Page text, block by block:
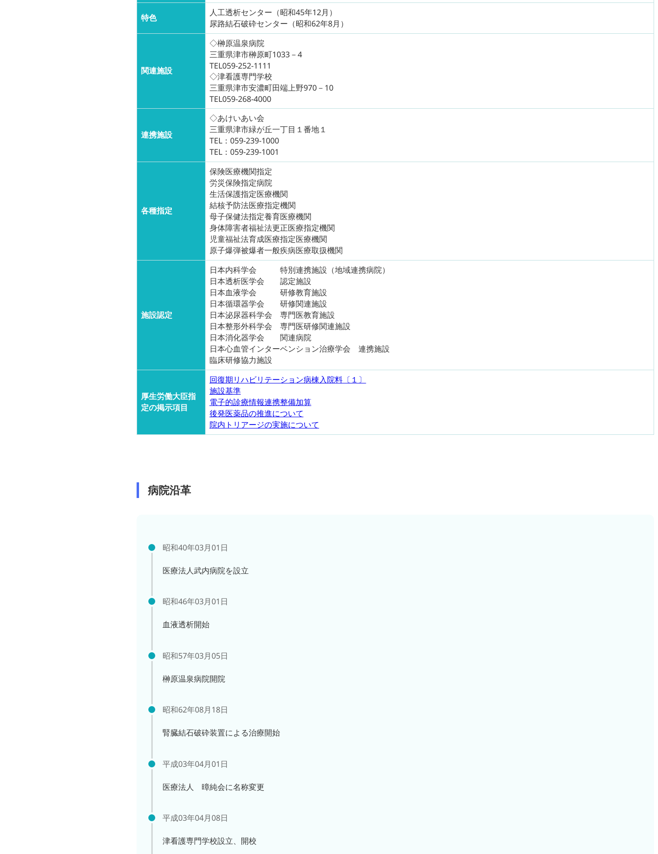
特色
人工透析センター（昭和45年12月）
尿路結石破砕センター（昭和62年8月）
関連施設
◇榊原温泉病院
三重県津市榊原町1033－4
TEL059-252-1111
◇津看護専門学校
三重県津市安濃町田端上野970－10
TEL059-268-4000
連携施設
◇あけいあい会
三重県津市緑が丘一丁目１番地１
TEL：059-239-1000
TEL：059-239-1001
各種指定
保険医療機関指定
労災保険指定病院
生活保護指定医療機関
結核予防法医療指定機関
母子保健法指定養育医療機関
身体障害者福祉法更正医療指定機関
児童福祉法育成医療指定医療機関
原子爆弾被爆者一般疾病医療取扱機関
施設認定
日本内科学会 特別連携施設（地域連携病院）
日本透析医学会 認定施設
日本血液学会 研修教育施設
日本循環器学会 研修関連施設
日本泌尿器科学会 専門医教育施設
日本整形外科学会 専門医研修関連施設
日本消化器学会 関連病院
日本心血管インターベンション治療学会 連携施設
臨床研修協力施設
厚生労働大臣指
定の掲示項目
回復期リハビリテーション病棟入院料〔１〕
施設基準
電子的診療情報連携整備加算
後発医薬品の推進について
院内トリアージの実施について
病院沿革
昭和40年03月01日
医療法人武内病院を設立
昭和46年03月01日
血液透析開始
昭和57年03月05日
榊原温泉病院開院
昭和62年08月18日
腎臓結石破砕装置による治療開始
平成03年04月01日
医療法人 暲純会に名称変更
平成03年04月08日
津看護専門学校設立、開校